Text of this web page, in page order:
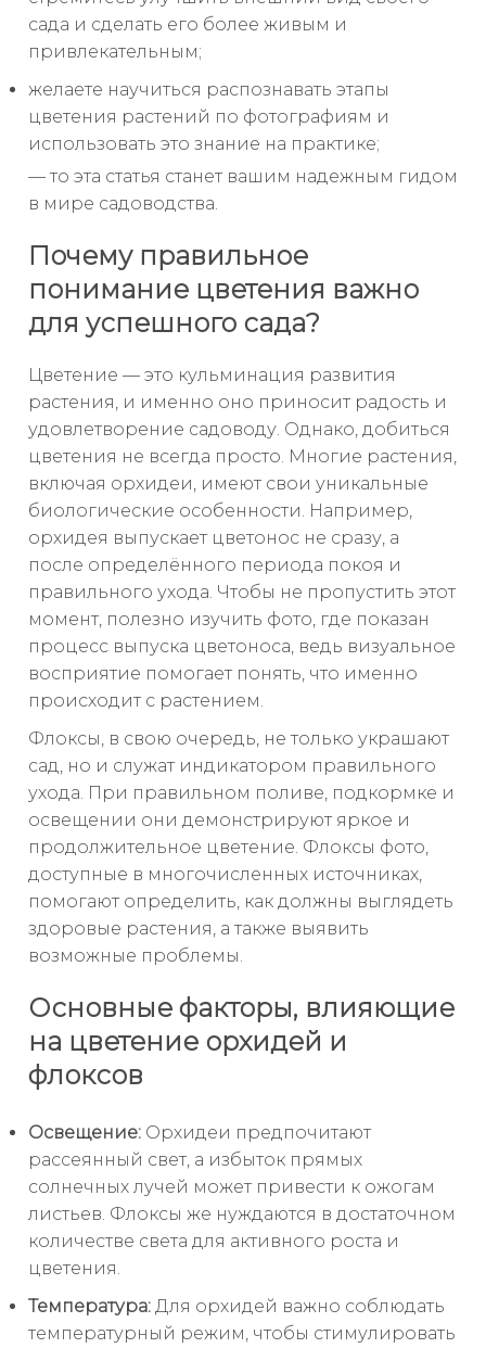
сада и сделать его более живым и
привлекательным;
желаете научиться распознавать этапы
цветения растений по фотографиям и
использовать это знание на практике;
— то эта статья станет вашим надежным гидом
в мире садоводства.
Почему правильное
понимание цветения важно
для успешного сада?
Цветение — это кульминация развития
растения, и именно оно приносит радость и
удовлетворение садоводу. Однако, добиться
цветения не всегда просто. Многие растения,
включая орхидеи, имеют свои уникальные
биологические особенности. Например,
орхидея выпускает цветонос не сразу, а
после определённого периода покоя и
правильного ухода. Чтобы не пропустить этот
момент, полезно изучить фото, где показан
процесс выпуска цветоноса, ведь визуальное
восприятие помогает понять, что именно
происходит с растением.
Флоксы, в свою очередь, не только украшают
сад, но и служат индикатором правильного
ухода. При правильном поливе, подкормке и
освещении они демонстрируют яркое и
продолжительное цветение. Флоксы фото,
доступные в многочисленных источниках,
помогают определить, как должны выглядеть
здоровые растения, а также выявить
возможные проблемы.
Основные факторы, влияющие
на цветение орхидей и
флоксов
Освещение: Орхидеи предпочитают
рассеянный свет, а избыток прямых
солнечных лучей может привести к ожогам
листьев. Флоксы же нуждаются в достаточном
количестве света для активного роста и
цветения.
Температура: Для орхидей важно соблюдать
температурный режим, чтобы стимулировать